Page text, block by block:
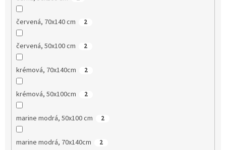
červená, 70x140 cm 2
červená, 50x100 cm 2
krémová, 70x140cm 2
krémová, 50x100cm 2
marine modrá, 50x100 cm 2
marine modrá, 70x140cm 2